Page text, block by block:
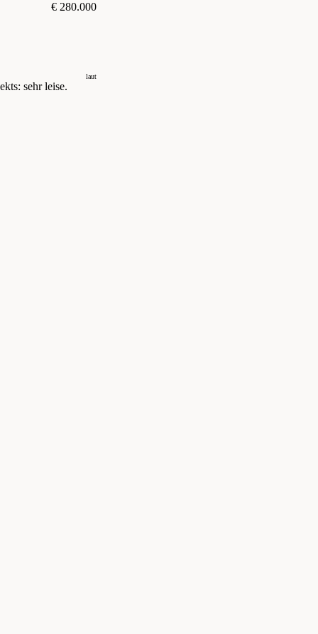
laut
sehr leise.
€ 280.000